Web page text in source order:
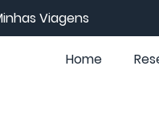
Viagens
Home